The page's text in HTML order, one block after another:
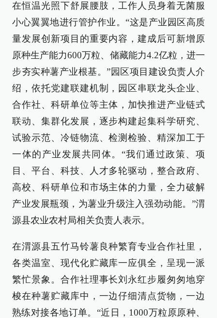
在恒温光照下舒展腰肢，工作人员身着无菌服
小心翼翼地进行管护作业。“这是产业园区高质
量发展创新项目的重要内容，建成后可新增原
原种生产能力600万粒、储藏能力4.2亿粒，进一
步夯实种薯产业根基。”园区项目建设负责人介
绍，依托党建联建机制，园区串联龙头企业、
合作社、科研单位等主体，加快推进产业链式
联动、集群化发展，逐步构建起集科学研究、
试验示范、冷链物流、检测检验、精深加工于
一体的产业发展共同体。“我们通过政策、项
目、平台、科技、人才多轮驱动，整合政府、
高校、科研单位和市场主体的力量，全力破解
产业发展瓶颈，为薯业升级注入强劲动能。”渭
源县农业农村局相关负责人表示。
在渭源县五竹马铃薯良种繁育专业合作社里，
各类温室、现代化贮藏库一应俱全，呈现一派
繁忙景象。合作社理事长刘永红步履匆匆地穿
梭在种薯贮藏库中，一边仔细清点货物，一边
熟练对接各地订单。“近日，1000万粒原原种、